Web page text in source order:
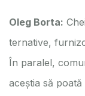
Oleg Borta:
ternative,
În paralel,
aceștia să